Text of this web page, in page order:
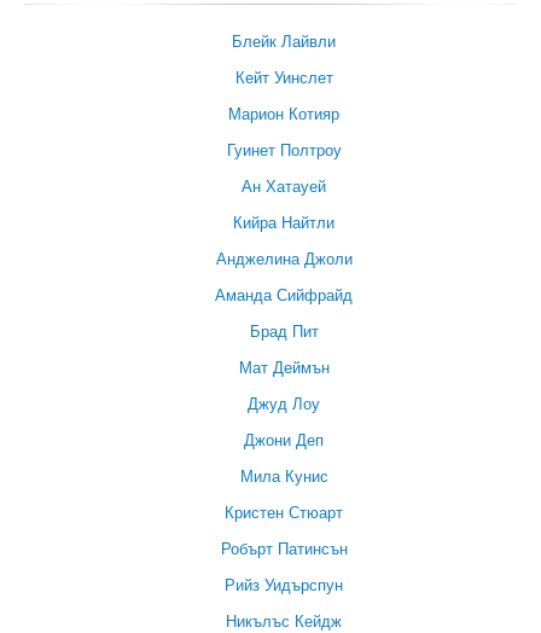
Блейк Лайвли
Кейт Уинслет
Марион Котияр
Гуинет Полтроу
Ан Хатауей
Кийра Найтли
Анджелина Джоли
Аманда Сийфрайд
Брад Пит
Мат Деймън
Джуд Лоу
Джони Деп
Мила Кунис
Кристен Стюарт
Робърт Патинсън
Рийз Уидърспун
Никълъс Кейдж